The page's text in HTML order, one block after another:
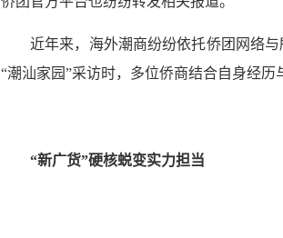
近年来，海外潮商纷纷依托侨团网络
“潮汕家园”采访时，多位侨商结合自身经历
“新广货”硬核蜕变实力担当